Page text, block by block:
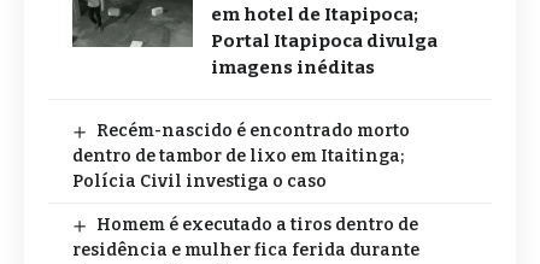
em hotel de Itapipoca;
Portal Itapipoca divulga
imagens inéditas
Recém-nascido é encontrado morto
dentro de tambor de lixo em Itaitinga;
Polícia Civil investiga o caso
Homem é executado a tiros dentro de
residência e mulher fica ferida durante